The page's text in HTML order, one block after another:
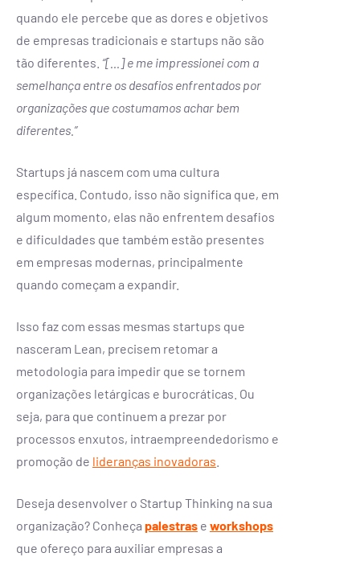
quando ele percebe que as dores e objetivos
de empresas tradicionais e startups não são
tão diferentes. “[…] e me impressionei com a
semelhança entre os desafios enfrentados por
organizações que costumamos achar bem
diferentes.”
Startups já nascem com uma cultura
específica. Contudo, isso não significa que, em
algum momento, elas não enfrentem desafios
e dificuldades que também estão presentes
em empresas modernas, principalmente
quando começam a expandir.
Isso faz com essas mesmas startups que
nasceram Lean, precisem retomar a
metodologia para impedir que se tornem
organizações letárgicas e burocráticas. Ou
seja, para que continuem a prezar por
processos enxutos, intraempreendedorismo e
promoção de lideranças inovadoras
Deseja desenvolver o Startup Thinking na sua
organização? Conheça palestras e workshops
que ofereço para auxiliar empresas a